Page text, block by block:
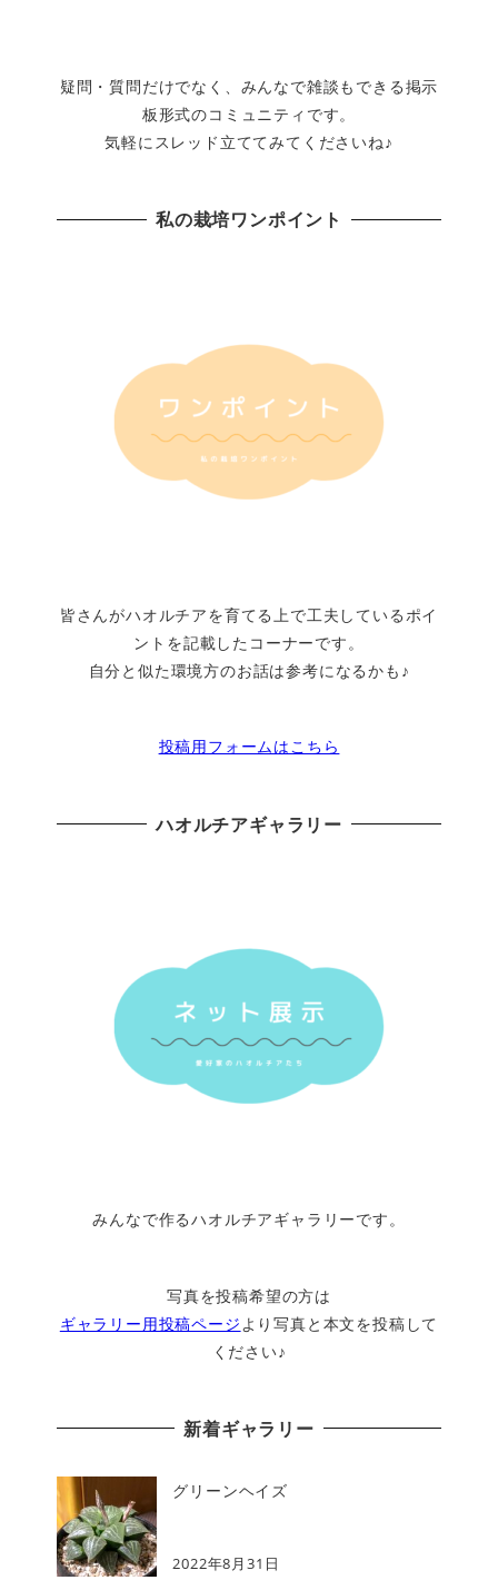
疑問・質問だけでなく、みんなで雑談もできる掲示
板形式のコミュニティです。
気軽にスレッド立ててみてくださいね♪
私の栽培ワンポイント
皆さんがハオルチアを育てる上で工夫しているポイ
ントを記載したコーナーです。
自分と似た環境方のお話は参考になるかも♪
投稿用フォームはこちら
ハオルチアギャラリー
みんなで作るハオルチアギャラリーです。
写真を投稿希望の方は
ギャラリー用投稿ページ より写真と本文を投稿して
ください♪
新着ギャラリー
グリーンヘイズ
2022年8月31日